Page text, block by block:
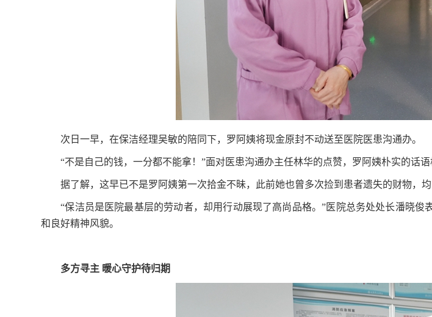
次日一早，在保洁经理吴敏的陪同下，罗阿姨将现金原封不动送至医院医患沟通办。
“不是自己的钱，一分都不能拿！”面对医患沟通办主任林华的点赞，罗阿姨朴实的话语
据了解，这早已不是罗阿姨第一次拾金不昧，此前她也曾多次捡到患者遗失的财物，均
“保洁员是医院最基层的劳动者，却用行动展现了高尚品格。”医院总务处处长潘晓
和良好精神风貌。
多方寻主 暖心守护待归期